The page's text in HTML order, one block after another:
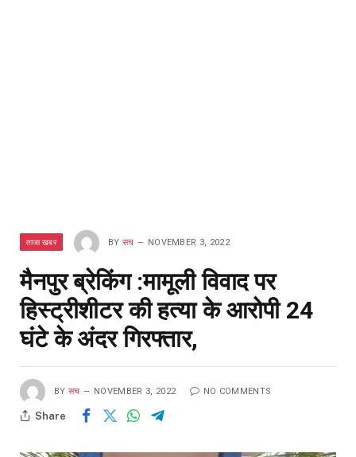
ताजा खबर BY सच NOVEMBER 3, 2022
मैनपुर ब्रेकिंग :मामूली विवाद पर
हिस्ट्रीशीटर की हत्या के आरोपी 24
घंटे के अंदर गिरफ्तार,
BY सच NOVEMBER 3, 2022 NO COMMENTS
Share